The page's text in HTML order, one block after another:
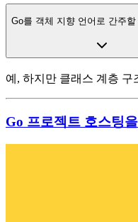
Go를 객체 지향 언어로 간주
예, 하지만 클래스 계층
Go 프로젝트 호스팅